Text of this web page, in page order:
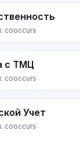
cooccurs
с ТМЦ
cooccurs
Учет
cooccurs